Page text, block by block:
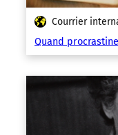
Courrier
Quand